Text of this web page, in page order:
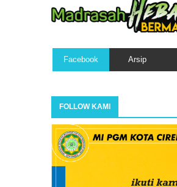
Facebook Arsip
FOLLOW KAMI